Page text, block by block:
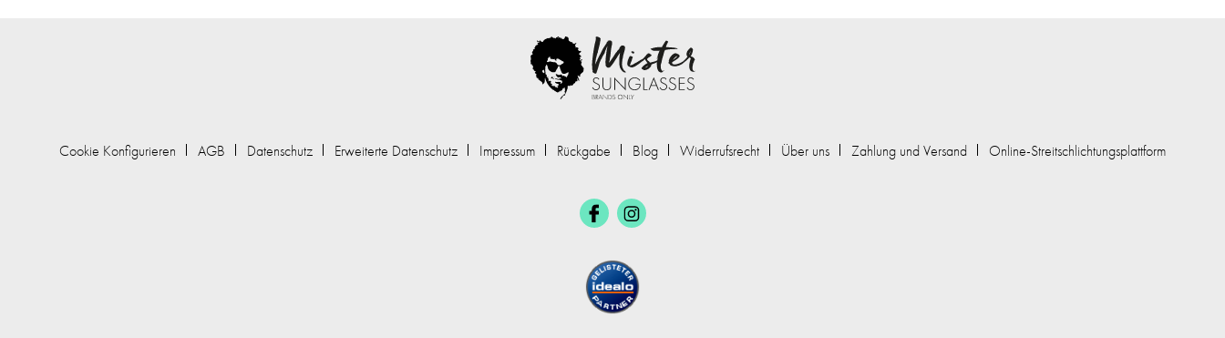
Cookie Konfigurieren AGB Datenschutz Erweiterte Datenschutz Impressum Rückgabe Blog Widerrufsrecht Über uns Zahlung und Versand Online-Streitschlichtungsplattform